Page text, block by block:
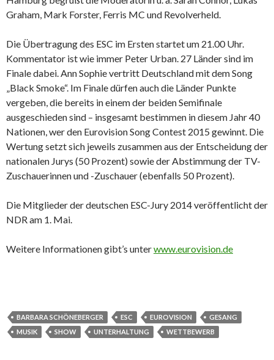
Graham, Mark Forster, Ferris MC und Revolverheld.
Die Übertragung des ESC im Ersten startet um 21.00 Uhr.
Kommentator ist wie immer Peter Urban. 27 Länder sind im
Finale dabei. Ann Sophie vertritt Deutschland mit dem Song
„Black Smoke“. Im Finale dürfen auch die Länder Punkte
vergeben, die bereits in einem der beiden Semifinale
ausgeschieden sind – insgesamt bestimmen in diesem Jahr 40
Nationen, wer den Eurovision Song Contest 2015 gewinnt. Die
Wertung setzt sich jeweils zusammen aus der Entscheidung der
nationalen Jurys (50 Prozent) sowie der Abstimmung der TV-
Zuschauerinnen und -Zuschauer (ebenfalls 50 Prozent).
Die Mitglieder der deutschen ESC-Jury 2014 veröffentlicht der
NDR am 1. Mai.
Weitere Informationen gibt’s unterwww.eurovision.de
BARBARA SCHÖNEBERGER ESC EUROVISION
GESANG
MUSIK
SHOW UNTERHALTUNG WETTBEWERB